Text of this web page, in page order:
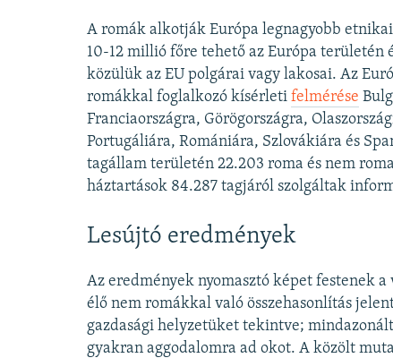
A romák alkotják Európa legnagyobb
10-12 millió főre tehető az Európa
közülük az EU polgárai vagy lakosai. Az
romákkal foglalkozó kísérletifelmérése
Franciaországra, Görögországra,
Portugáliára, Romániára, Szlovákiára és
tagállam területén 22.203 roma és nem
háztartások 84.287 tagjáról szolgáltak
Lesújtó eredmények
Az eredmények nyomasztó képet festenek
élő nem romákkal való összehasonlítás
gazdasági helyzetüket tekintve;
gyakran aggodalomra ad okot. A közölt